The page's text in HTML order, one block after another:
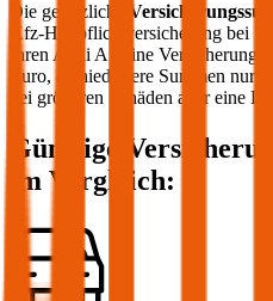
Die gesetzliche
Kfz-Haftpflichtversicherung bei
Ihren Audi A1
eine
Euro, da niedrigere Summen nur
bei größeren Schäden aber eine
Günstige
im Vergleich: